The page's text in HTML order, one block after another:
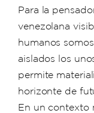
Para la
venezolana
humanos
aislados los
permite
horizonte de
En un contexto